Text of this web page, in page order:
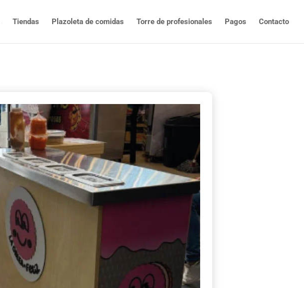
Tiendas Plazoleta de comidas Torre de profesionales Pagos Contacto